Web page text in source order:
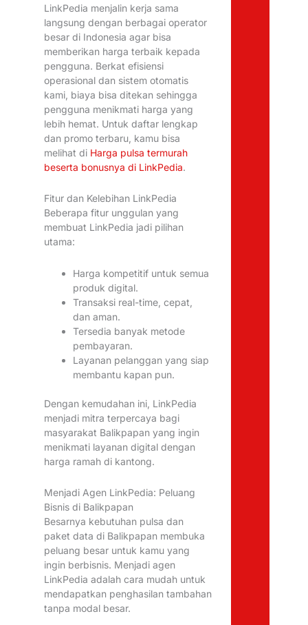
LinkPedia menjalin kerja sama
langsung dengan berbagai operator
besar di Indonesia agar bisa
memberikan harga terbaik kepada
pengguna. Berkat efisiensi
operasional dan sistem otomatis
kami, biaya bisa ditekan sehingga
pengguna menikmati harga yang
lebih hemat. Untuk daftar lengkap
dan promo terbaru, kamu bisa
melihat di Harga pulsa termurah
beserta bonusnya di LinkPedia.
Fitur dan Kelebihan LinkPedia
Beberapa fitur unggulan yang
membuat LinkPedia jadi pilihan
utama:
Harga kompetitif untuk semua
produk digital.
Transaksi real-time, cepat,
dan aman.
Tersedia banyak metode
pembayaran.
Layanan pelanggan yang siap
membantu kapan pun.
Dengan kemudahan ini, LinkPedia
menjadi mitra terpercaya bagi
masyarakat Balikpapan yang ingin
menikmati layanan digital dengan
harga ramah di kantong.
Menjadi Agen LinkPedia: Peluang
Bisnis di Balikpapan
Besarnya kebutuhan pulsa dan
paket data di Balikpapan membuka
peluang besar untuk kamu yang
ingin berbisnis. Menjadi agen
LinkPedia adalah cara mudah untuk
mendapatkan penghasilan tambahan
tanpa modal besar.